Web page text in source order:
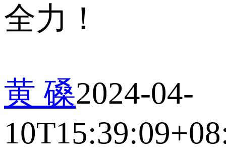
全力！
黄 磉2024-04-